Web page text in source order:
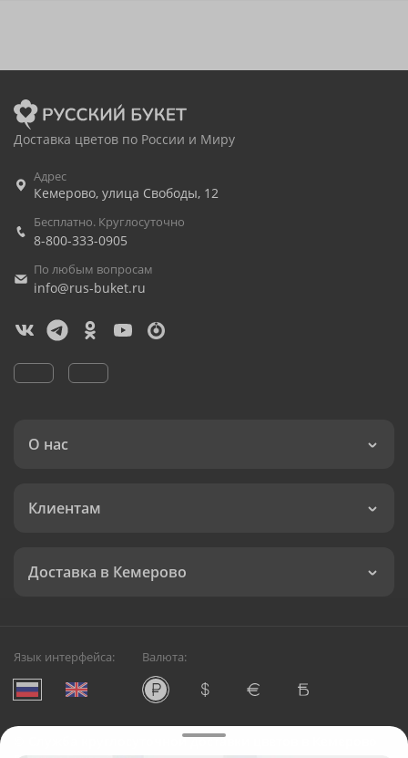
Доставка цветов по России и Миру
Адрес
Кемерово, улица Свободы, 12
Бесплатно. Круглосуточно
8-800-333-0905
По любым вопросам
info@rus-buket.ru
О нас
Клиентам
Доставка в Кемерово
Язык интерфейса: Валюта:
Служба круглосуточной доставки цветов в Кемерово